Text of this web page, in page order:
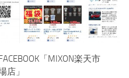
「MIXON楽天市
店」